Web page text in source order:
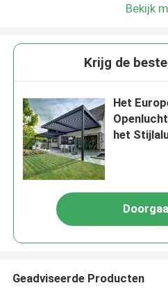
Bekijk
Krijg de
Het
het
Geadviseerde Producten